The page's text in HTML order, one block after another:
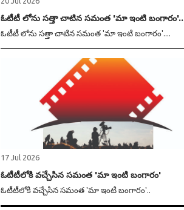
ఓటీటీ లోను సత్తా చాటిన సమంత 'మా ఇంటి బంగారం'..
ఓటీటీ లోను సత్తా చాటిన సమంత 'మా ఇంటి బంగారం'....
17 Jul 2026
ఓటీటీలోకి వచ్చేసిన సమంత 'మా ఇంటి బంగారం'
ఓటీటీలోకి వచ్చేసిన సమంత 'మా ఇంటి బంగారం'..